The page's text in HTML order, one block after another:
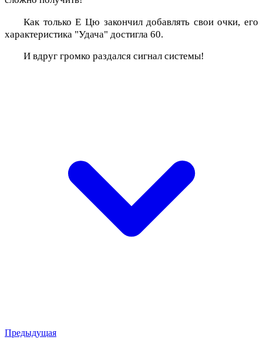
Как только Е Цю закончил добавлять свои очки, его
характеристика "Удача" достигла 60.
И вдруг громко раздался сигнал системы!
Предыдущая